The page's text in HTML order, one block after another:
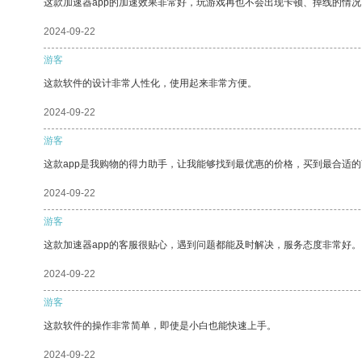
这款加速器app的加速效果非常好，玩游戏再也不会出现卡顿、掉线的情
2024-09-22
游客
这款软件的设计非常人性化，使用起来非常方便。
2024-09-22
游客
这款app是我购物的得力助手，让我能够找到最优惠的价格，买到最合适
2024-09-22
游客
这款加速器app的客服很贴心，遇到问题都能及时解决，服务态度非常好。
2024-09-22
游客
这款软件的操作非常简单，即使是小白也能快速上手。
2024-09-22